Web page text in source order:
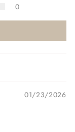
0
01/23/2026